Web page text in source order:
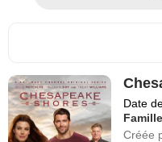
Date
Famille
Créée